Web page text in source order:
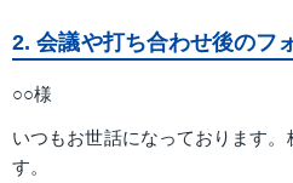
2. 会議や打ち合わせ後のフ
○○様
いつもお世話になっております
す。